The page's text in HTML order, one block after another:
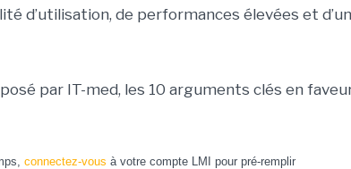
d’utilisation, de performances élevées et
par IT-med, les 10 arguments clés en
connectez-vous à votre compte LMI pour pré-remplir